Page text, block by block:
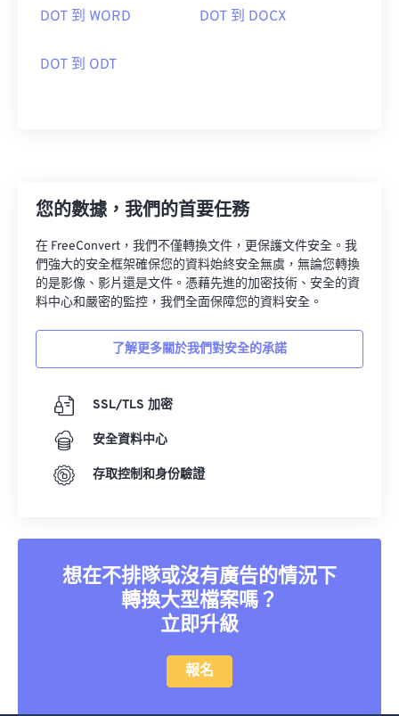
DOT 到 WORD DOT 到 DOCX
DOT 到 ODT
您的數據，我們的首要任務
在 FreeConvert，我們不僅轉換文件，更保護文件安全。我
們強大的安全框架確保您的資料始終安全無虞，無論您轉換
的是影像、影片還是文件。憑藉先進的加密技術、安全的資
料中心和嚴密的監控，我們全面保障您的資料安全。
了解更多關於我們對安全的承諾
SSL/TLS 加密
安全資料中心
存取控制和身份驗證
想在不排隊或沒有廣告的情況下
轉換大型檔案嗎？
立即升級
報名